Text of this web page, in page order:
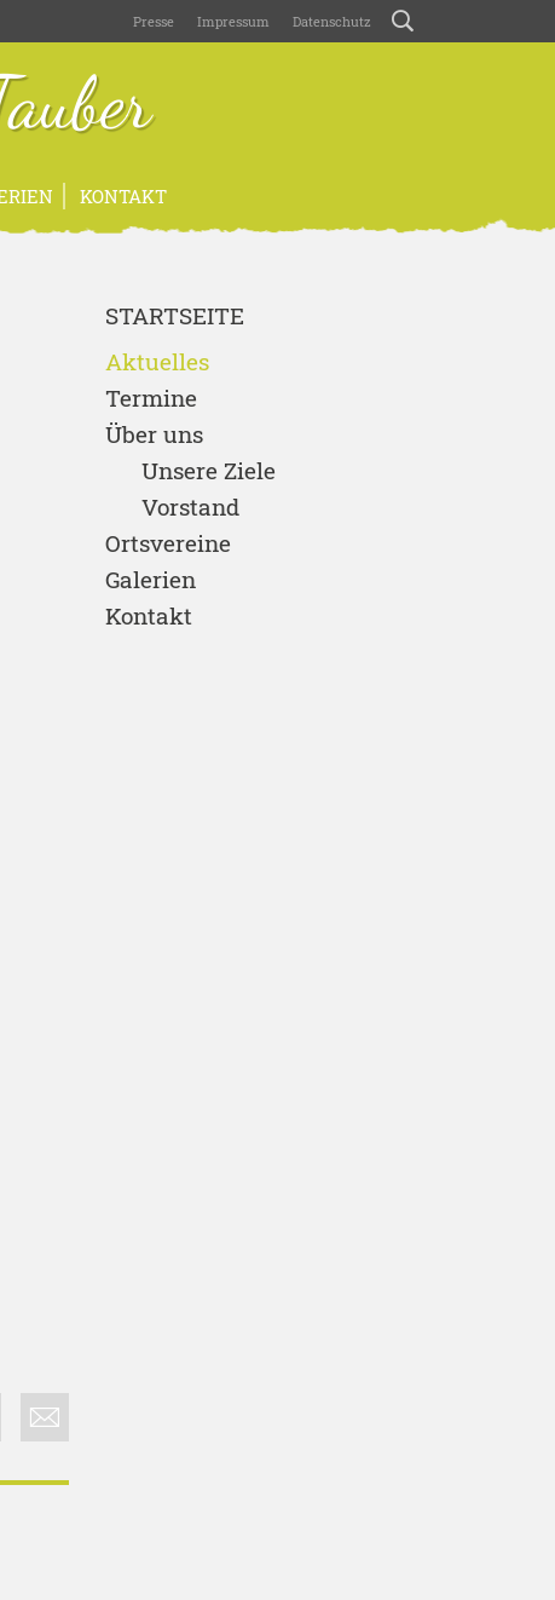
Presse Impressum Datenschutz
KONTAKT
STARTSEITE
Aktuelles
Termine
Über uns
Unsere Ziele
Vorstand
Ortsvereine
Galerien
Kontakt